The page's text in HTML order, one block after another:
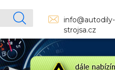
info@autodily-
strojsa.cz